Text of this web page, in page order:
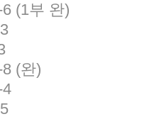
(1부 완)
(완)